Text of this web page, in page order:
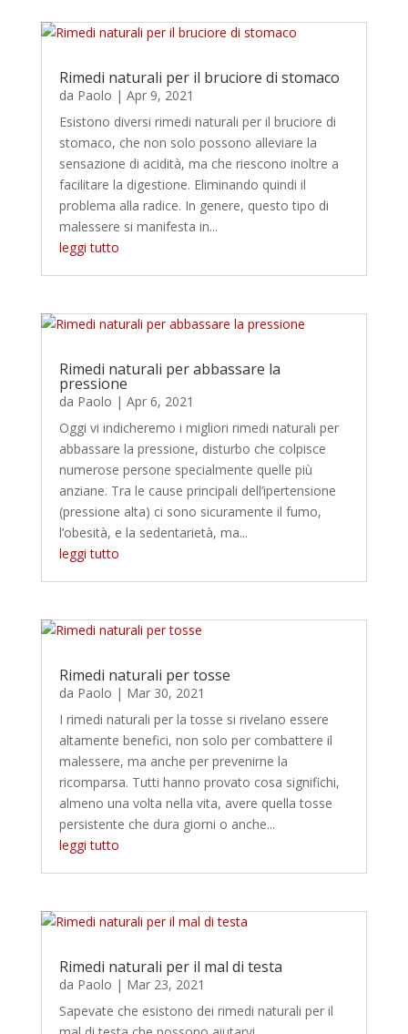
Rimedi naturali per il bruciore di stomaco
da Paolo | Apr 9, 2021
Esistono diversi rimedi naturali per il bruciore di
stomaco, che non solo possono alleviare la
sensazione di acidità, ma che riescono inoltre a
facilitare la digestione. Eliminando quindi il
problema alla radice. In genere, questo tipo di
malessere si manifesta in...
leggi tutto
Rimedi naturali per abbassare la
pressione
da Paolo | Apr 6, 2021
Oggi vi indicheremo i migliori rimedi naturali per
abbassare la pressione, disturbo che colpisce
numerose persone specialmente quelle più
anziane. Tra le cause principali dell’ipertensione
(pressione alta) ci sono sicuramente il fumo,
l’obesità, e la sedentarietà, ma...
leggi tutto
Rimedi naturali per tosse
da Paolo | Mar 30, 2021
I rimedi naturali per la tosse si rivelano essere
altamente benefici, non solo per combattere il
malessere, ma anche per prevenirne la
ricomparsa. Tutti hanno provato cosa significhi,
almeno una volta nella vita, avere quella tosse
persistente che dura giorni o anche...
leggi tutto
Rimedi naturali per il mal di testa
da Paolo | Mar 23, 2021
Sapevate che esistono dei rimedi naturali per il